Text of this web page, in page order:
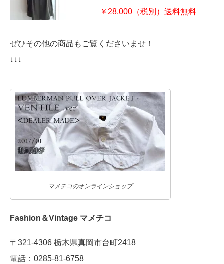
￥28,000（税別）送料無料
ぜひその他の商品もご覧くださいませ！
↓↓↓
マメチコのオンラインショップ
Fashion＆Vintage マメチコ
〒321-4306 栃木県真岡市台町2418
電話：0285-81-6758